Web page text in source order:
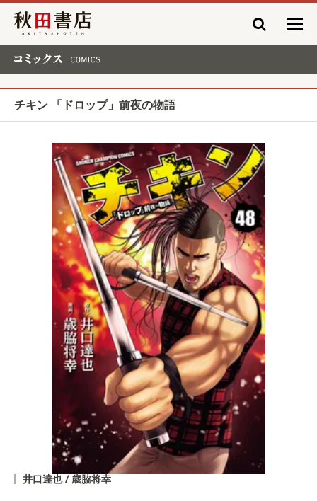
秋田書店
チキン 「ドロップ」前夜の物語
井口達也 / 歳脇将幸